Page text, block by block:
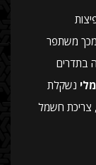
מכך משתפר
בתדרים
נשקלת
צריכת חשמל